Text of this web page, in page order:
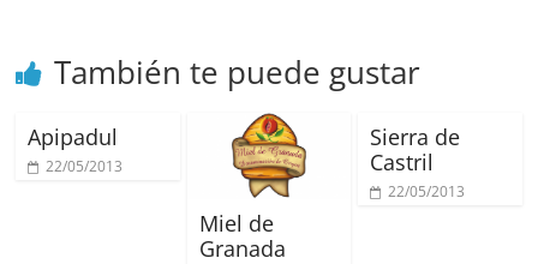
También te puede gustar
Apipadul
22/05/2013
Miel de
Granada
Sierra de
Castril
22/05/2013